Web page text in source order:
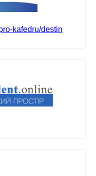
kafedru/destin